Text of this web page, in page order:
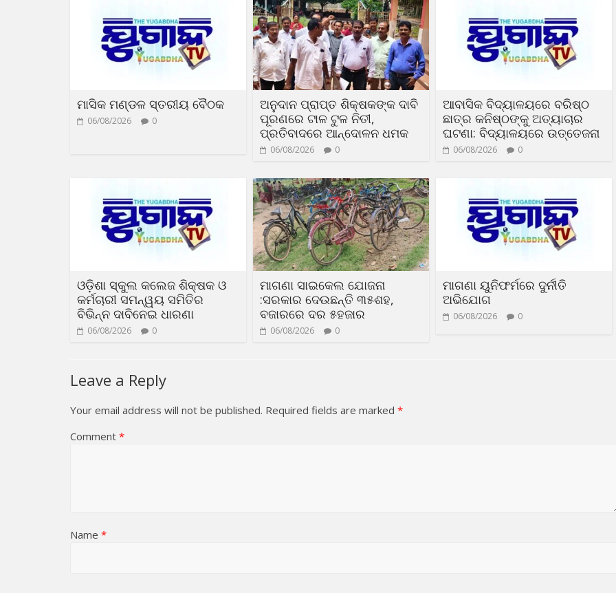
ମାସିକ ମଣ୍ଡଳ ସ୍ତରୀୟ ବୈଠକ
06/08/2026 0
ଅନୁଦାନ ପ୍ରାପ୍ତ ଶିକ୍ଷକଙ୍କ ଦାବି
ପୂରଣରେ ଟାଳ ଟୁଳ ନିତୀ,
ପ୍ରତିବାଦରେ ଆନ୍ଦୋଳନ ଧମକ
06/08/2026 0
ଆବାସିକ ବିଦ୍ୟାଳୟରେ ବରିଷ୍ଠ
ଛାତ୍ର କନିଷ୍ଠଙ୍କୁ ଅତ୍ୟାଚାର
ଘଟଣା: ବିଦ୍ୟାଳୟରେ ଉତ୍ତେଜନା
06/08/2026 0
ଓଡ଼ିଶା ସ୍କୁଲ କଲେଜ ଶିକ୍ଷକ ଓ
କର୍ମଚାରୀ ସମନ୍ୱୟ ସମିତିର
ବିଭିନ୍ନ ଦାବିନେଇ ଧାରଣା
06/08/2026 0
ମାଗଣା ସାଇକେଲ ଯୋଜନା
:ସରକାର ଦେଉଛନ୍ତି ୩୫ଶହ,
ବଜାରରେ ଦର ୫ହଜାର
06/08/2026 0
ମାଗଣା ୟୁନିଫର୍ମରେ ଦୁର୍ନୀତି
ଅଭିଯୋଗ
06/08/2026 0
Leave a Reply
Your email address will not be published. Required fields are marked *
Comment *
Name *